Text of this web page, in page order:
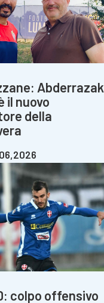
Abderrazak
il nuovo
della
colpo offensivo